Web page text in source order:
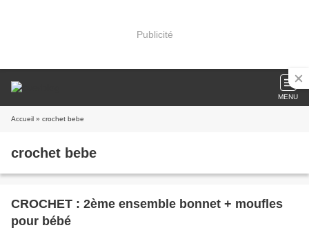
Publicité
MENU
Accueil » crochet bebe
crochet bebe
CROCHET : 2ème ensemble bonnet + moufles
pour bébé